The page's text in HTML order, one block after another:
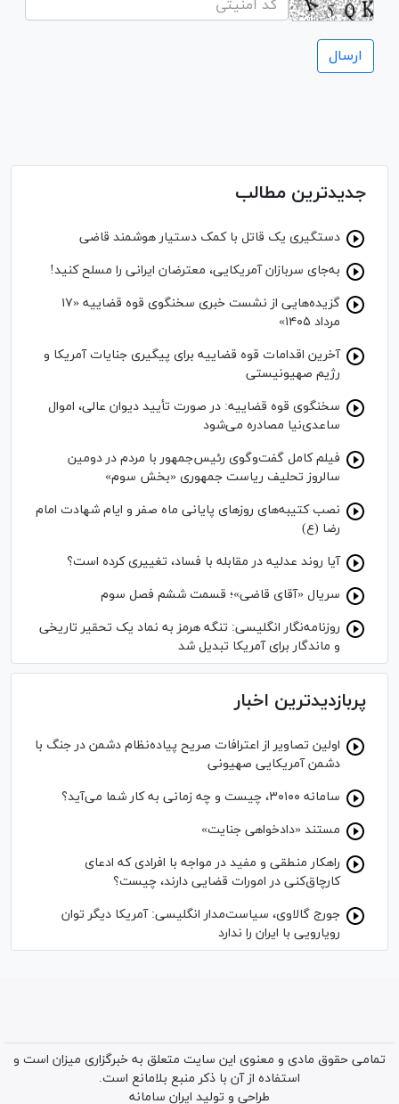
جدیدترین مطالب
دستگیری یک قاتل با کمک دستیار هوشمند قاضی
به‌جای سربازان آمریکایی، معترضان ایرانی را مسلح کنید!
گزیده‌هایی از نشست خبری سخنگوی قوه قضاییه «۱۷
مرداد ۱۴۰۵»
آخرین اقدامات قوه قضاییه برای پیگیری جنایات آمریکا و
رژیم صهیونیستی
سخنگوی قوه قضاییه: در صورت تأیید دیوان عالی، اموال
ساعدی‌نیا مصادره می‌شود
فیلم کامل گفت‌وگوی رئیس‌جمهور با مردم در دومین
سالروز تحلیف ریاست جمهوری «بخش سوم»
نصب کتیبه‌های روز‌های پایانی ماه صفر و ایام شهادت امام
رضا (ع)
آیا روند عدلیه در مقابله با فساد، تغییری کرده است؟
سریال «آقای قاضی»؛ قسمت ششم فصل سوم
روزنامه‌نگار انگلیسی: تنگه هرمز به نماد یک تحقیر تاریخی
و ماندگار برای آمریکا تبدیل شد
پربازدیدترین اخبار
اولین تصاویر از اعترافات صریح پیاده‌نظام‌ دشمن در جنگ با
دشمن آمریکایی صهیونی
سامانه ۳۰۱۰۰، چیست و چه زمانی به کار شما می‌آید؟
مستند «دادخواهی جنایت»
راهکار منطقی و مفید در مواجه با افرادی که ادعای
کارچاق‌کنی در امورات قضایی دارند، چیست؟
جورج گالاوی، سیاست‌مدار انگلیسی: آمریکا دیگر توان
رویارویی با ایران را ندارد
تمامی حقوق مادی و معنوی این سایت متعلق به خبرگزاری میزان است و
استفاده از آن با ذکر منبع بلامانع است.
طراحی و تولید ایران سامانه